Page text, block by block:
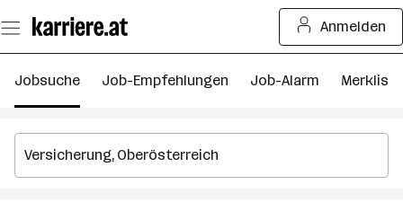
Seiteninhalt
springen
Anmelden
Jobsuche Job-Empfehlungen Job-Alarm Merkliste